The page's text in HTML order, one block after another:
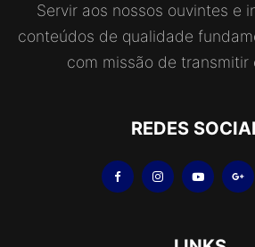
Servir aos nossos ouvintes e
conteúdos de qualidade
com missão de transmitir
REDES